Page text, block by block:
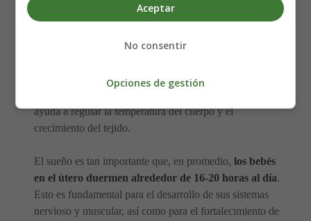
tiempo durmiendo en el útero. La respuesta es simple:
sueño, el cerebro del feto procesa la información y
ayuda a regular la temperatura del cuerpo y el
crecimiento del tejido.
El sueño es tan importante que, en promedio, los bebés
en el útero duermen alrededor de 16-20 horas al día.
Esto es fundamental para el desarrollo de sus sistemas
nervioso y muscular, así como para el fortalecimiento de
Aceptar
No consentir
Opciones de gestión